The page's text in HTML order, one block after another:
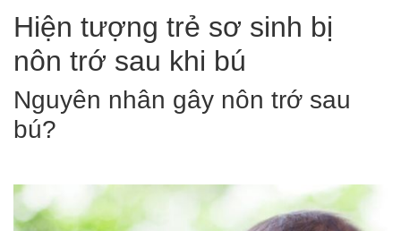
Hiện tượng trẻ sơ sinh bị
nôn trớ sau khi bú
Nguyên nhân gây nôn trớ sau
bú?